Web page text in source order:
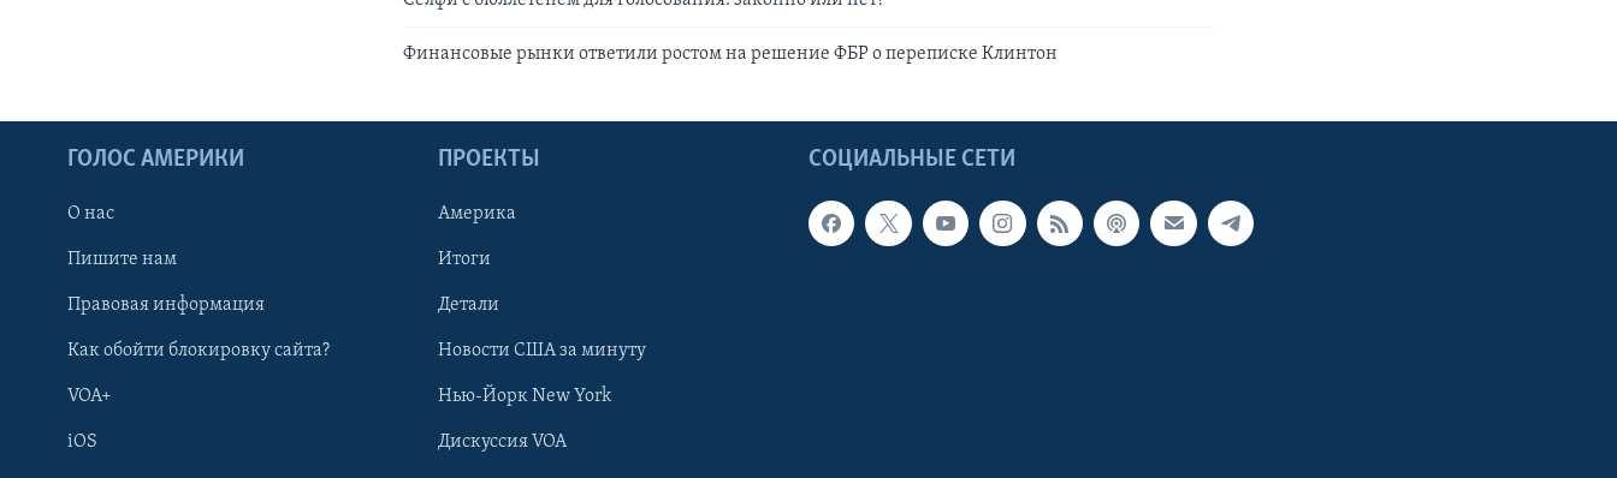
Финансовые рынки ответили ростом на решение ФБР о переписке Клинтон
СОЦИАЛЬНЫЕ СЕТИ
ГОЛОС АМЕРИКИ
О нас
Пишите нам
Правовая информация
Как обойти блокировку сайта?
VOA+
iOS
ПРОЕКТЫ
Америка
Итоги
Детали
Новости США за минуту
Нью-Йорк New York
Дискуссия VOA